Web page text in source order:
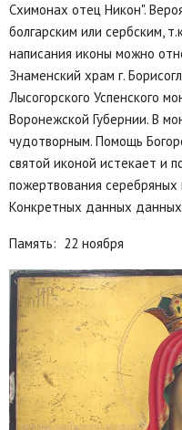
Схимонах отец Никон".
болгарским или сербским,
написания иконы можно
Знаменский храм г.
Лысогорского Успенского
Воронежской Губернии. В
чудотворным. Помощь
святой иконой истекает и
пожертвования
Конкретных данных
Память: 22 ноября